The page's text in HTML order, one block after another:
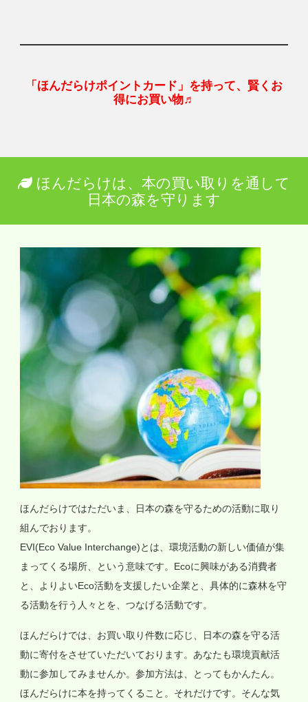
「ほんだらけポイントカード」を持って、賢くお
得にお買い物♬
ほんだらけは、本の買い取りを通して
日本の森を守ります
ほんだらけではただいま、日本の森を守るための活動に取り
組んでおります。
EVI(Eco Value Interchange)とは、環境活動の新しい価値が集
まってくる場所、という意味です。Ecoに興味がある消費者
と、よりよいEco活動を支援したい企業と、具体的に森林を守
る活動を行う人々とを、つなげる活動です。
ほんだらけでは、お買い取り件数に応じ、日本の森を守る活
動に寄付をさせていただいております。あなたも環境貢献活
動に参加してみませんか。参加方法は、とってもかんたん。
ほんだらけに本を持ってくること。それだけです。そんな気